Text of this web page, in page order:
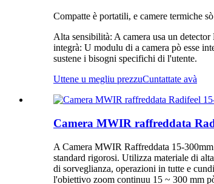
Compatte è portatili, e camere termiche
Alta sensibilità: A camera usa un
integrà: U modulu di a camera pò esse
sustene i bisogni specifichi di l'utente.
Uttene u megliu prezzuCuntattate avà
Camera MWIR raffreddata
A Camera MWIR Raffreddata 15-
standard rigorosi. Utilizza materiale di
di sorveglianza, operazioni in tutte e
l'obiettivo zoom continuu 15 ~ 300 mm